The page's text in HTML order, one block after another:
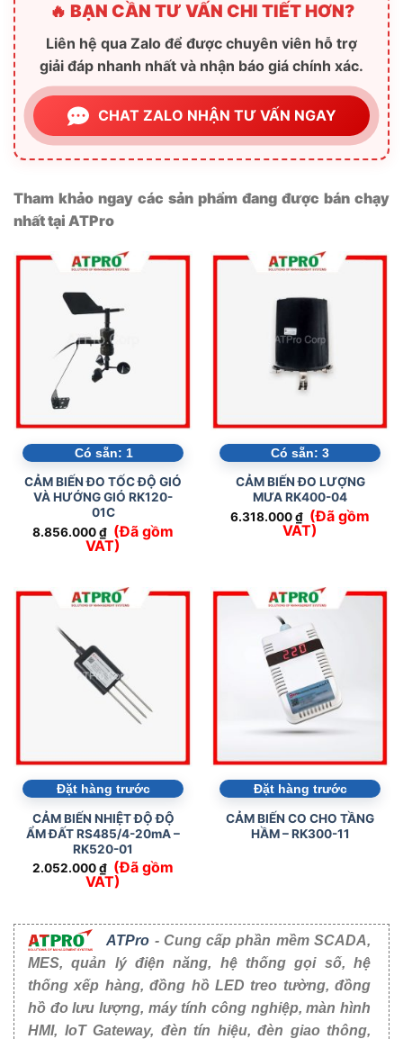
🔥 BẠN CẦN TƯ VẤN CHI TIẾT HƠN?
Liên hệ qua Zalo để được chuyên viên hỗ trợ
giải đáp nhanh nhất và nhận báo giá chính xác.
CHAT ZALO NHẬN TƯ VẤN NGAY
Tham khảo ngay các sản phẩm đang được bán chạy
nhất tại ATPro
Có sẵn: 1
CẢM BIẾN ĐO TỐC ĐỘ GIÓ
VÀ HƯỚNG GIÓ RK120-
01C
8.856.000₫ (Đã gồm
VAT)
Có sẵn: 3
CẢM BIẾN ĐO LƯỢNG
MƯA RK400-04
6.318.000₫ (Đã gồm
VAT)
Đặt hàng trước
CẢM BIẾN NHIỆT ĐỘ ĐỘ
ẨM ĐẤT RS485/4-20mA –
RK520-01
2.052.000₫ (Đã gồm
VAT)
Đặt hàng trước
CẢM BIẾN CO CHO TẦNG
HẦM – RK300-11
ATPro - Cung cấp phần mềm SCADA,
MES, quản lý điện năng, hệ thống gọi số, hệ
thống xếp hàng, đồng hồ LED treo tường, đồng
hồ đo lưu lượng, máy tính công nghiệp, màn hình
HMI, IoT Gateway, đèn tín hiệu, đèn giao thông,